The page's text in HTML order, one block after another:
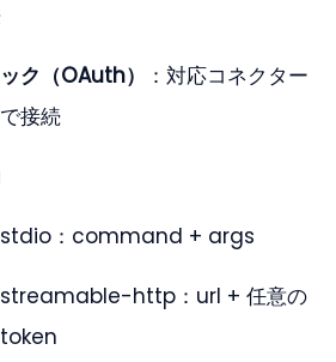
ク（OAuth）
：対応コネクター
接続
stdio：command + args
streamable-http：url + 任意の
token